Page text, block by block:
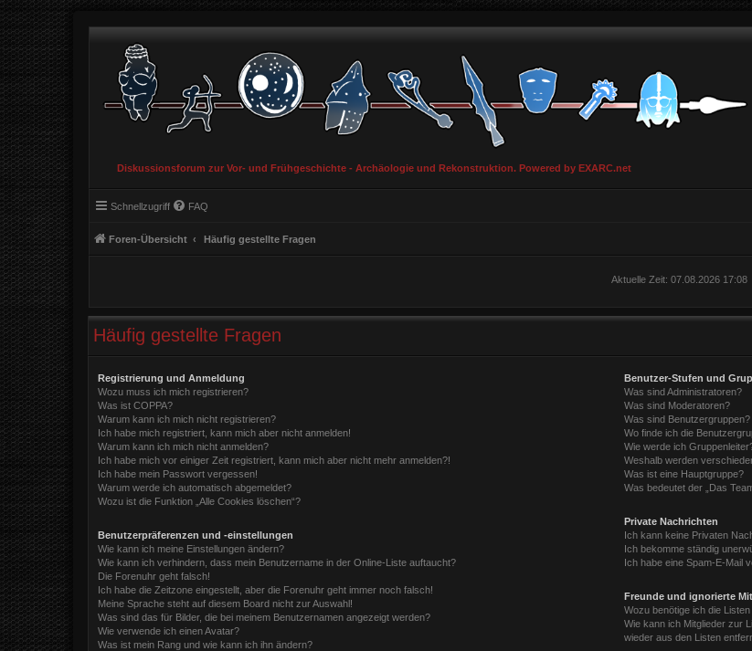
Diskussionsforum zur Vor- und Frühgeschichte - Archäologie und Rekonstruktion. Powered by EXARC.net
Schnellzugriff FAQ
Foren-Übersicht Häufig gestellte Fragen
Aktuelle Zeit: 07.08.2026 17:08
Häufig gestellte Fragen
Registrierung und Anmeldung
Wozu muss ich mich registrieren?
Was ist COPPA?
Warum kann ich mich nicht registrieren?
Ich habe mich registriert, kann mich aber nicht anmelden!
Warum kann ich mich nicht anmelden?
Ich habe mich vor einiger Zeit registriert, kann mich aber nicht mehr anmelden?!
Ich habe mein Passwort vergessen!
Warum werde ich automatisch abgemeldet?
Wozu ist die Funktion „Alle Cookies löschen“?
Benutzerpräferenzen und -einstellungen
Wie kann ich meine Einstellungen ändern?
Wie kann ich verhindern, dass mein Benutzername in der Online-Liste auftaucht?
Die Forenuhr geht falsch!
Ich habe die Zeitzone eingestellt, aber die Forenuhr geht immer noch falsch!
Meine Sprache steht auf diesem Board nicht zur Auswahl!
Was sind das für Bilder, die bei meinem Benutzernamen angezeigt werden?
Wie verwende ich einen Avatar?
Was ist mein Rang und wie kann ich ihn ändern?
Benutzer-Stufen und
Was sind Administratoren?
Was sind Moderatoren?
Was sind Benutzergruppen?
Wo finde ich die
Wie werde ich
Weshalb werden
Was ist eine Hauptgruppe?
Was bedeutet der „Das
Private Nachrichten
Ich kann keine Privaten
Ich bekomme ständig
Ich habe eine Spam-E-Mail
Freunde und ignorierte
Wozu benötige ich die
Wie kann ich Mitglieder zur
wieder aus den Listen